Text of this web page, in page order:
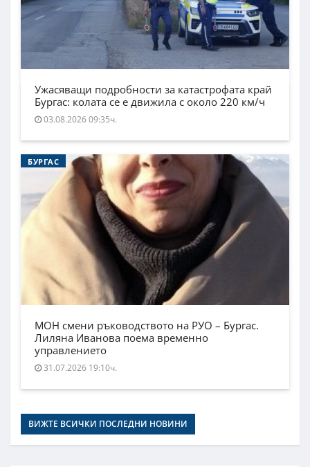
Ужасяващи подробности за катастрофата край
Бургас: колата се е движила с около 220 км/ч
03.08.2026 09:35ч.
БУРГАС
МОН смени ръководството на РУО – Бургас.
Лиляна Иванова поема временно
управлението
31.07.2026 19:10ч.
ВИЖТЕ ВСИЧКИ ПОСЛЕДНИ НОВИНИ